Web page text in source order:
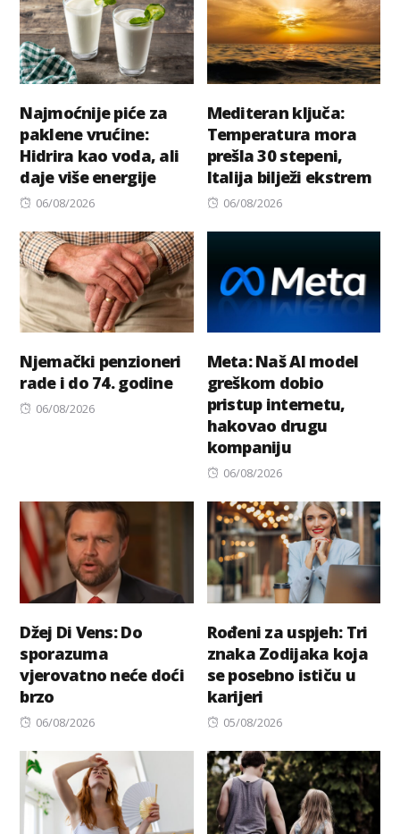
Najmoćnije piće za
paklene vrućine:
Hidrira kao voda, ali
daje više energije
Posted
06/08/2026
Mediteran ključa:
Temperatura mora
prešla 30 stepeni,
Italija bilježi ekstrem
Posted
06/08/2026
Njemački penzioneri
rade i do 74. godine
Posted
06/08/2026
Meta: Naš AI model
greškom dobio
pristup internetu,
hakovao drugu
kompaniju
Posted
06/08/2026
Džej Di Vens: Do
sporazuma
vjerovatno neće doći
brzo
Posted
06/08/2026
Rođeni za uspjeh: Tri
znaka Zodijaka koja
se posebno ističu u
karijeri
Posted
05/08/2026